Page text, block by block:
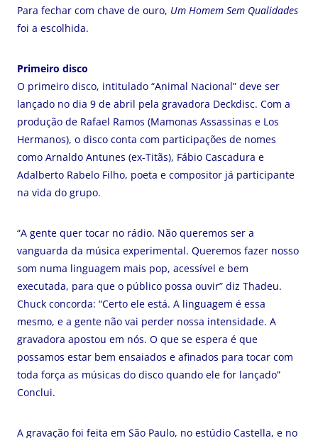
Para fechar com chave de ouro, Um Homem Sem Qualidades
foi a escolhida.
Primeiro disco
O primeiro disco, intitulado “Animal Nacional” deve ser
lançado no dia 9 de abril pela gravadora Deckdisc. Com a
produção de Rafael Ramos (Mamonas Assassinas e Los
Hermanos), o disco conta com participações de nomes
como Arnaldo Antunes (ex-Titãs), Fábio Cascadura e
Adalberto Rabelo Filho, poeta e compositor já participante
na vida do grupo.
“A gente quer tocar no rádio. Não queremos ser a
vanguarda da música experimental. Queremos fazer nosso
som numa linguagem mais pop, acessível e bem
executada, para que o público possa ouvir” diz Thadeu.
Chuck concorda: “Certo ele está. A linguagem é essa
mesmo, e a gente não vai perder nossa intensidade. A
gravadora apostou em nós. O que se espera é que
possamos estar bem ensaiados e afinados para tocar com
toda força as músicas do disco quando ele for lançado”
Conclui.
A gravação foi feita em São Paulo, no estúdio Castella, e no